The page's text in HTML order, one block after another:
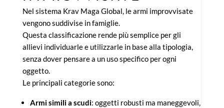
Nel sistema Krav Maga Global, le armi improvvisate
vengono suddivise in famiglie.
Questa classificazione rende più semplice per gli
allievi individuarle e utilizzarle in base alla tipologia,
senza dover pensare a un uso specifico per ogni
oggetto.
Le principali categorie sono:
Armi simili a scudi: oggetti robusti ma maneggevoli,